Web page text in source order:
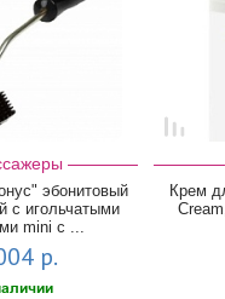
эбонитовый
с игольчатыми
mini с ...
р.
Крем